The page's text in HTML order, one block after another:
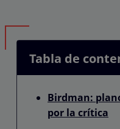
Tabla de
Birdman:
por la crítica